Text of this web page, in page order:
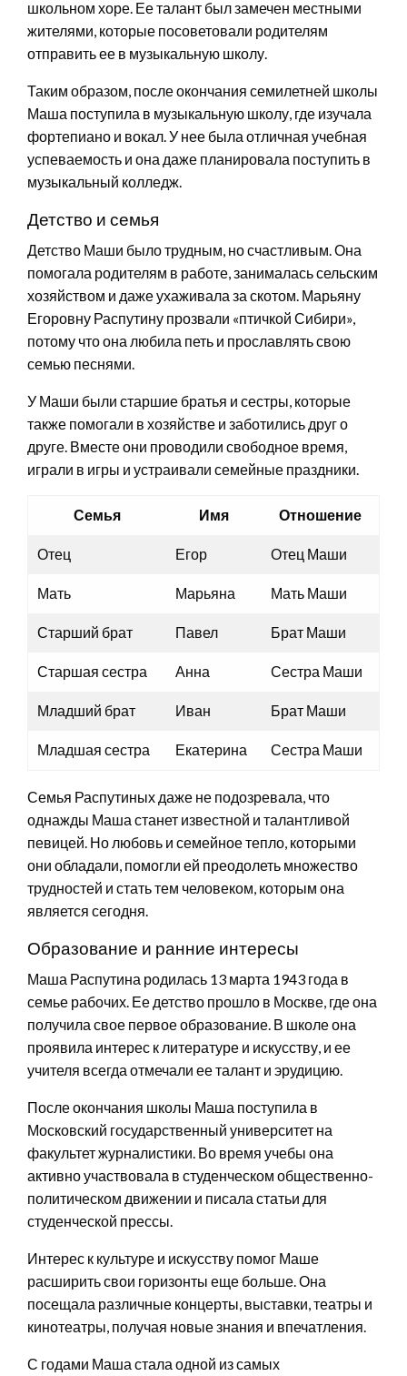
школьном хоре. Ее талант был замечен местными
жителями, которые посоветовали родителям
отправить ее в музыкальную школу.
Таким образом, после окончания семилетней школы
Маша поступила в музыкальную школу, где изучала
фортепиано и вокал. У нее была отличная учебная
успеваемость и она даже планировала поступить в
музыкальный колледж.
Детство и семья
Детство Маши было трудным, но счастливым. Она
помогала родителям в работе, занималась сельским
хозяйством и даже ухаживала за скотом. Марьяну
Егоровну Распутину прозвали «птичкой Сибири»,
потому что она любила петь и прославлять свою
семью песнями.
У Маши были старшие братья и сестры, которые
также помогали в хозяйстве и заботились друг о
друге. Вместе они проводили свободное время,
играли в игры и устраивали семейные праздники.
Семья Имя Отношение
Отец Егор Отец Маши
Мать Марьяна Мать Маши
Старший брат Павел Брат Маши
Старшая сестра Анна Сестра Маши
Младший брат Иван Брат Маши
Младшая сестра Екатерина Сестра Маши
Семья Распутиных даже не подозревала, что
однажды Маша станет известной и талантливой
певицей. Но любовь и семейное тепло, которыми
они обладали, помогли ей преодолеть множество
трудностей и стать тем человеком, которым она
является сегодня.
Образование и ранние интересы
Маша Распутина родилась 13 марта 1943 года в
семье рабочих. Ее детство прошло в Москве, где она
получила свое первое образование. В школе она
проявила интерес к литературе и искусству, и ее
учителя всегда отмечали ее талант и эрудицию.
После окончания школы Маша поступила в
Московский государственный университет на
факультет журналистики. Во время учебы она
активно участвовала в студенческом общественно-
политическом движении и писала статьи для
студенческой прессы.
Интерес к культуре и искусству помог Маше
расширить свои горизонты еще больше. Она
посещала различные концерты, выставки, театры и
кинотеатры, получая новые знания и впечатления.
С годами Маша стала одной из самых